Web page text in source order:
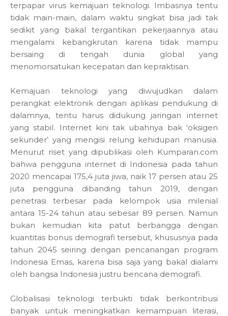
terpapar virus kemajuan teknologi. Imbasnya tentu
tidak main-main, dalam waktu singkat bisa jadi tak
sedikit yang bakal tergantikan pekerjaannya atau
mengalami kebangkrutan karena tidak mampu
bersaing di tengah dunia global yang
menomorsatukan kecepatan dan kepraktisan.
Kemajuan teknologi yang diwujudkan dalam
perangkat elektronik dengan aplikasi pendukung di
dalamnya, tentu harus didukung jaringan internet
yang stabil. Internet kini tak ubahnya bak ‘oksigen
sekunder’ yang mengisi relung kehidupan manusia.
Menurut riset yang dipublikasi oleh Kumparan.com
bahwa pengguna internet di Indonesia pada tahun
2020 mencapai 175,4 juta jiwa, naik 17 persen atau 25
juta pengguna dibanding tahun 2019, dengan
penetrasi terbesar pada kelompok usia milenial
antara 15-24 tahun atau sebesar 89 persen. Namun
bukan kemudian kita patut berbangga dengan
kuantitas bonus demografi tersebut, khususnya pada
tahun 2045 seiring dengan pencanangan program
Indonesia Emas, karena bisa saja yang bakal dialami
oleh bangsa Indonesia justru bencana demografi.
Globalisasi teknologi terbukti tidak berkontribusi
banyak untuk meningkatkan kemampuan literasi,